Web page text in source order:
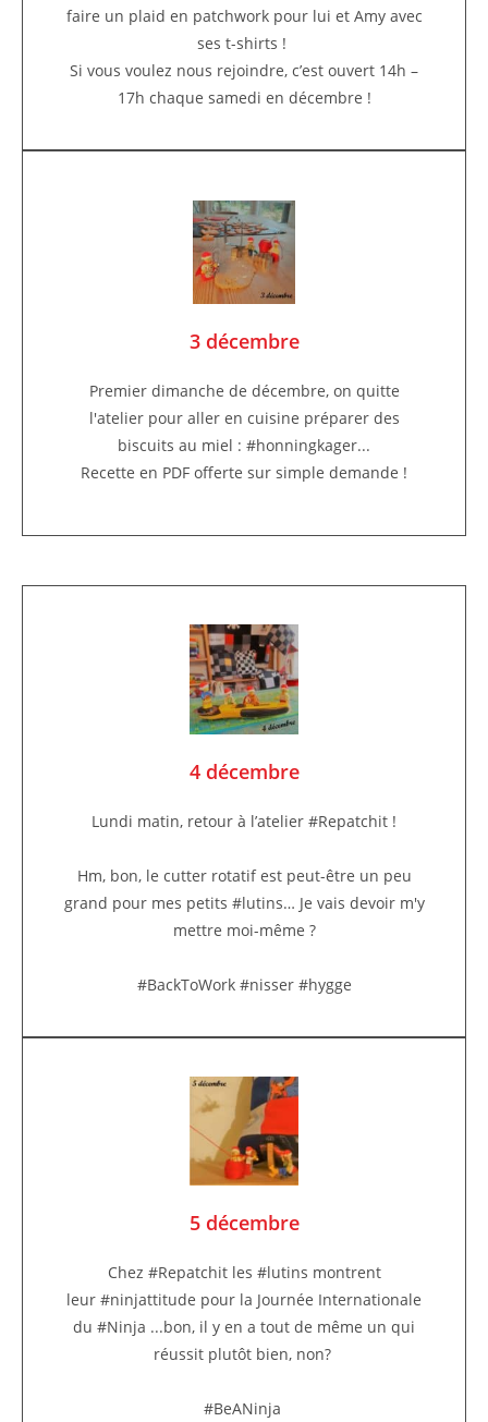
faire un plaid en patchwork pour lui et Amy avec
ses t-shirts !
Si vous voulez nous rejoindre, c’est ouvert 14h –
17h chaque samedi en décembre !
3 décembre
Premier dimanche de décembre, on quitte
l'atelier pour aller en cuisine préparer des
biscuits au miel : #honningkager...
Recette en PDF offerte sur simple demande !
4 décembre
Lundi matin, retour à l’atelier #Repatchit !
Hm, bon, le cutter rotatif est peut-être un peu
grand pour mes petits #lutins… Je vais devoir m'y
mettre moi-même ?
#BackToWork #nisser #hygge
5 décembre
Chez #Repatchit les #lutins montrent
leur #ninjattitude pour la Journée Internationale
du #Ninja ...bon, il y en a tout de même un qui
réussit plutôt bien, non?
#BeANinja